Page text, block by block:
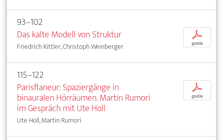
93–102
Das kalte Modell von Struktur
Friedrich Kittler, Christoph Weinberger
p
gratis
115–122
Parisflaneur: Spaziergänge in
binauralen Hörräumen. Martin Rumori
im Gespräch mit Ute Holl
Ute Holl, Martin Rumori
p
gratis